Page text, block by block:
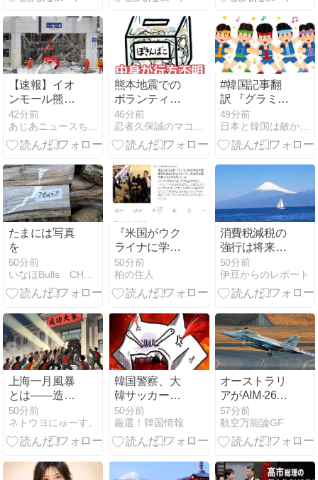
レシピ』3選
公表する方針
を決定した」
【速報】イオ
ンモール熊本
の爆発原因が
判明！！！！
42分前
熊本地震での
ボランティア
活動と善意の
寄付には気を
つけよう
46分前
#韓国記事翻
訳 『グラミー
に見せつけた
ワールドスタ
ーBTSの威
別！白人至上
主義！どうだ
恐いか？』
49分前
日本と韓国は敵か？味方か？
たまには写真
を
50分前
『米国がウク
ライナに学ぶ
日、ドローン
共同生産が変
える軍事支援
る側とされる
側が逆転、小
型無人機の量
産で始まる新
たな防衛協
力』（8/4JBプ
レス 樋口譲
次）について
50分前
柏の住人
消費税減税の
強行は将来に
禍根を残す 大
手新聞各社
「社説」読み
50分前
伊豆からのレポート
上海一月風暴
とは——造反
派が一夜で市
の権力を奪っ
た1967年1月
50分前
ネトウヨにゅーす。
韓国警察、大
韓サッカー協
会を家宅捜索
代表監督選考
巡り
50分前
厳選！韓国情報
オーストラリ
アがAIM-260
JATM調達を
正式発表、
F/A-18Fで運
57分前
航空万能論GF